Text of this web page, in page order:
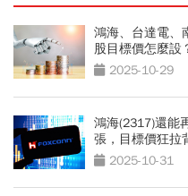
鴻海、台達電、
股目標價怎麼設
2025-10-29
鴻海(2317)還能
張，目標價狂拉
2025-10-31